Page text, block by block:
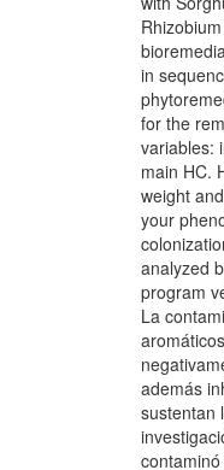
in
for the
variables:
main HC.
weight
your
analyzed
program
La
además
sustentan